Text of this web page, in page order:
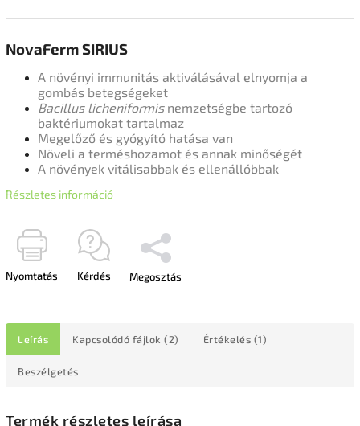
NovaFerm SIRIUS
A növényi immunitás aktiválásával elnyomja a
gombás betegségeket
Bacillus licheniformisnemzetségbe tartozó
baktériumokat tartalmaz
Megelőző és gyógyító hatása van
Növeli a terméshozamot és annak minőségét
A növények vitálisabbak és ellenállóbbak
Részletes információ
Nyomtatás Kérdés Megosztás
Leírás Kapcsolódó fájlok (2) Értékelés (1)
Beszélgetés
Termék részletes leírása